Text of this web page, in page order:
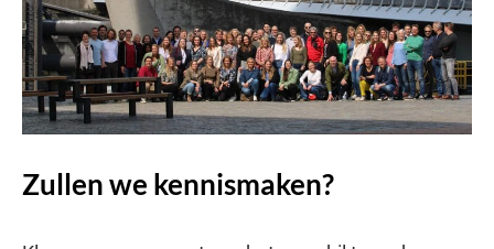
Zullen we kennismaken?